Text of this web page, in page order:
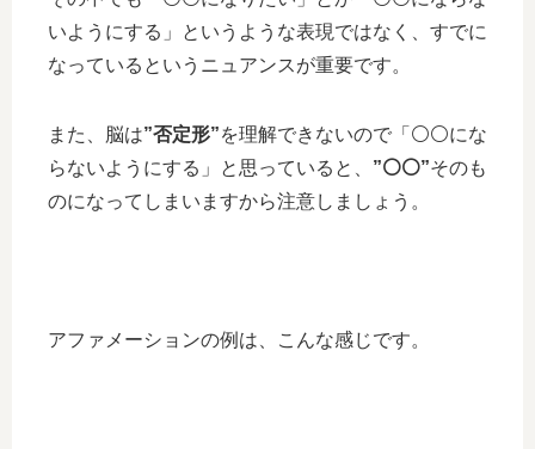
いようにする」というような表現ではなく、すでに
なっているというニュアンスが重要です。
また、脳は”否定形”を理解できないので「⚪️⚪️にな
らないようにする」と思っていると、 ”⚪️⚪️”そのも
のになってしまいますから注意しましょう。
アファメーションの例は、こんな感じです。